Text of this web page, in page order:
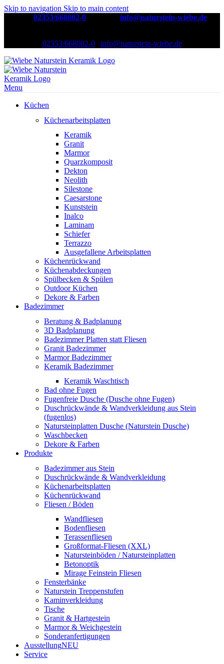
Skip to navigation Skip to main content
02353/668002-0
info@naturstein-wiebe.de
02353/668002-0| info@naturstein-wiebe.de
Menu
Küchen
Küchenarbeitsplatten
Keramik
Granit
Marmor
Quarzkomposit
Dekton
Neolith
Silestone
Caesarstone
Kunststein
Inalco
Laminam
Schiefer
Terrazzo
Ausgefallene Arbeitsplatten
Küchenrückwand
Küchenabdeckungen
Spülbecken & Spülen
Outdoor Küchen
Dekore & Farben
Badezimmer
Beratung & Badplanung
3D Badplanung
Badezimmer Platten statt Fliesen
Granit Badezimmer
Marmor Badezimmer
Keramik Badezimmer
Keramik Waschtisch
Bad ohne Fugen
Fugenfreie Dusche (Dusche ohne Fugen)
Duschrückwände & Wandverkleidung aus Stein
(fugenlos)
Natursteinplatten Dusche (Naturstein Dusche)
Waschbecken
Dekore & Farben
Produkte
Badezimmer aus Stein
Duschrückwände & Wandverkleidung
Küchenarbeitsplatten
Küchenrückwand
Fliesen / Böden
Wandfliesen
Bodenfliesen
Terassenfliesen
Großformat-Fliesen (XXL)
Natursteinböden / Natursteinplatten
Betonoptik
Mirage Feinstein Fliesen
Fensterbänke
Naturstein Treppenstufen
Kaminverkleidung
Tische
Granit & Hartgestein
Marmor & Weichgestein
Sonderanfertigungen
AusstellungNEU
Service